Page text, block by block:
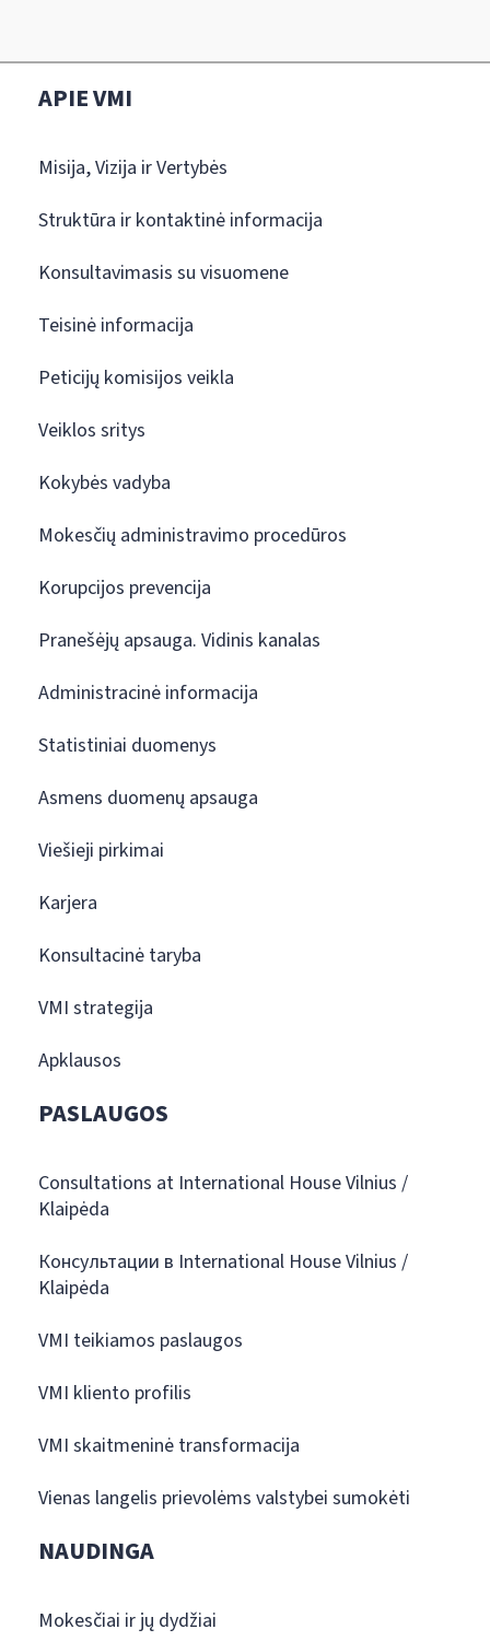
APIE VMI
Misija, Vizija ir Vertybės
Struktūra ir kontaktinė informacija
Konsultavimasis su visuomene
Teisinė informacija
Peticijų komisijos veikla
Veiklos sritys
Kokybės vadyba
Mokesčių administravimo procedūros
Korupcijos prevencija
Pranešėjų apsauga. Vidinis kanalas
Administracinė informacija
Statistiniai duomenys
Asmens duomenų apsauga
Viešieji pirkimai
Karjera
Konsultacinė taryba
VMI strategija
Apklausos
PASLAUGOS
Consultations at International House Vilnius /
Klaipėda
Консультации в International House Vilnius /
Klaipėda
VMI teikiamos paslaugos
VMI kliento profilis
VMI skaitmeninė transformacija
Vienas langelis prievolėms valstybei sumokėti
NAUDINGA
Mokesčiai ir jų dydžiai